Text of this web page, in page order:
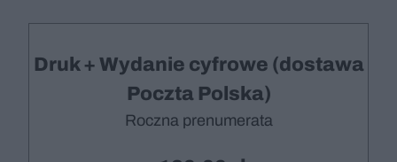
Druk + Wydanie cyfrowe (dostawa
Poczta Polska)
Roczna prenumerata